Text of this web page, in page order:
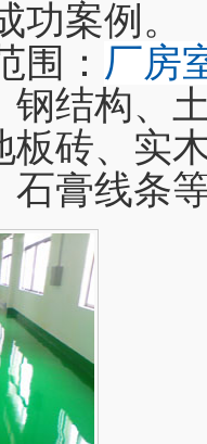
功案例。
： 厂房
钢结构、
板砖、实
石膏线条